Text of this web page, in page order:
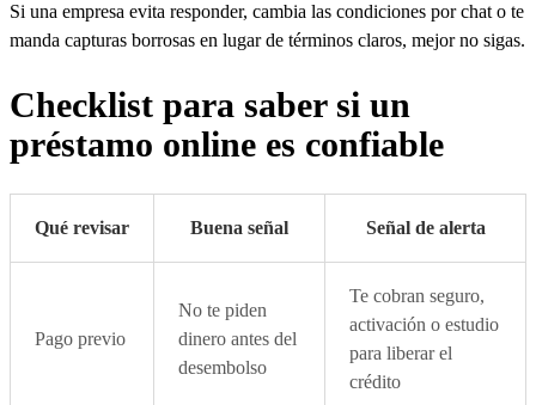
Si una empresa evita responder, cambia las condiciones por chat o te
manda capturas borrosas en lugar de términos claros, mejor no sigas.
Checklist para saber si un
préstamo online es confiable
Qué revisar Buena señal Señal de alerta
Pago previo
No te piden
dinero antes del
desembolso
Te cobran seguro,
activación o estudio
para liberar el
crédito